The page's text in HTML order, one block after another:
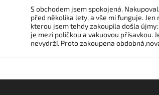
S obchodem jsem spokojená.
před několika lety, a vše mi funguje. Jen
kterou jsem tehdy zakoupila došla
je mezi poličkou a vakuovou přísavkou.
nevydrží. Proto zakoupena